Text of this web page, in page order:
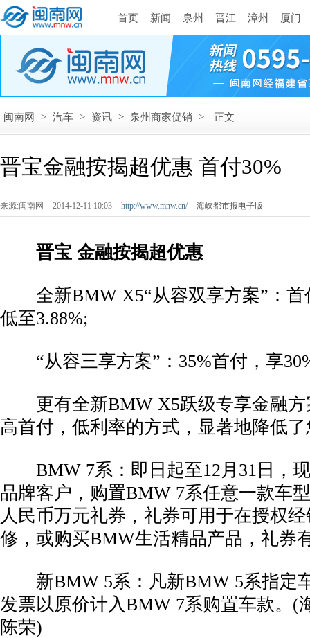
首页 新闻 泉州 晋江 漳州 厦门
闽南网 > 汽车 > 资讯 > 泉州商家促销 > 正文
晋宝金融按揭超优惠 首付30%
来源:闽南网 2014-12-11 10:03 http://www.mnw.cn/ 海峡都市报电子版
晋宝 金融按揭超优惠
全新BMW X5“从容双享方案”：首
低至3.88%;
“从容三享方案”：35%首付，享
更有全新BMW X5跃级专享金融方
高首付，低利率的方式，显著地降低
BMW 7系：即日起至12月31日，
品牌客户，购置BMW 7系任意一款车
人民币万元礼券，礼券可用于在授权
修，或购买BMW生活精品产品，礼券
新BMW 5系：凡新BMW 5系指定
发票以原价计入BMW 7系购置车款。(
陈荣)